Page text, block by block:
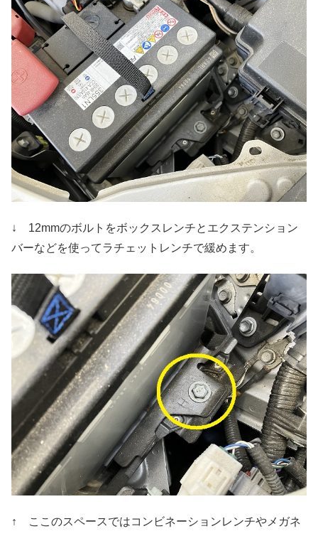
↓ 12mmのボルトをボックスレンチとエクステンション
バーなどを使ってラチェットレンチで緩めます。
↑ ここのスペースではコンビネーションレンチやメガネ